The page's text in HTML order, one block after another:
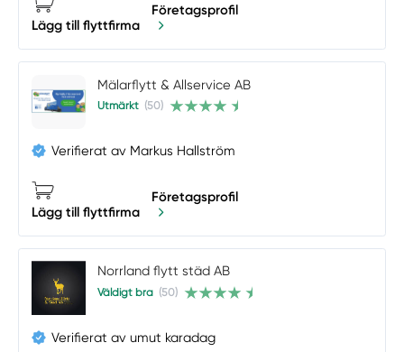
Lägg till flyttfirma
Företagsprofil
Mälarflytt & Allservice AB
Utmärkt (50)
Verifierat av Markus Hallström
Lägg till flyttfirma
Företagsprofil
Norrland flytt städ AB
Väldigt bra (50)
Verifierat av umut karadag